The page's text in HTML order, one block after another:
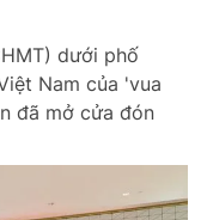
dưới phố
Nam của 'vua
đã mở cửa đón